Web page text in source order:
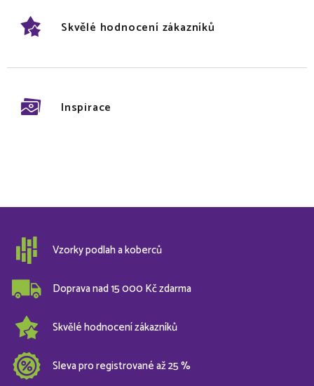
Skvělé hodnocení zákazníků
Inspirace
Vzorky podlah a koberců
Doprava nad 15 000 Kč zdarma
Skvělé hodnocení zákazníků
Sleva pro registrované až 25 %